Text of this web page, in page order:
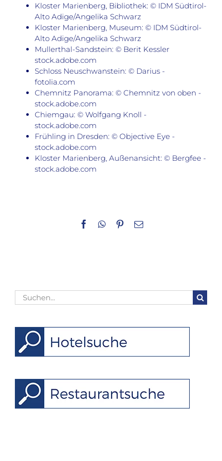
Kloster Marienberg, Bibliothek: © IDM Südtirol-
Alto Adige/Angelika Schwarz
Kloster Marienberg, Museum: © IDM Südtirol-
Alto Adige/Angelika Schwarz
Mullerthal-Sandstein: © Berit Kessler
stock.adobe.com
Schloss Neuschwanstein: © Darius -
fotolia.com
Chemnitz Panorama: © Chemnitz von oben -
stock.adobe.com
Chiemgau: © Wolfgang Knoll -
stock.adobe.com
Frühling in Dresden: © Objective Eye -
stock.adobe.com
Kloster Marienberg, Außenansicht: © Bergfee -
stock.adobe.com
Facebook
WhatsApp
Pinterest
E-
Suche
nach: